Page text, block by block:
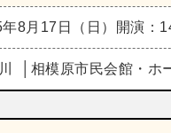
8月17日（日） 開演：
相模原市民会館・ホ